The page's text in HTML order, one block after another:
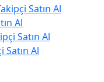
Satın Al
Al
Satın Al
Al